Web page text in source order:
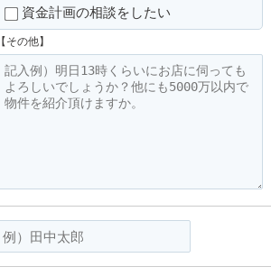
資金計画の相談をしたい
【その他】